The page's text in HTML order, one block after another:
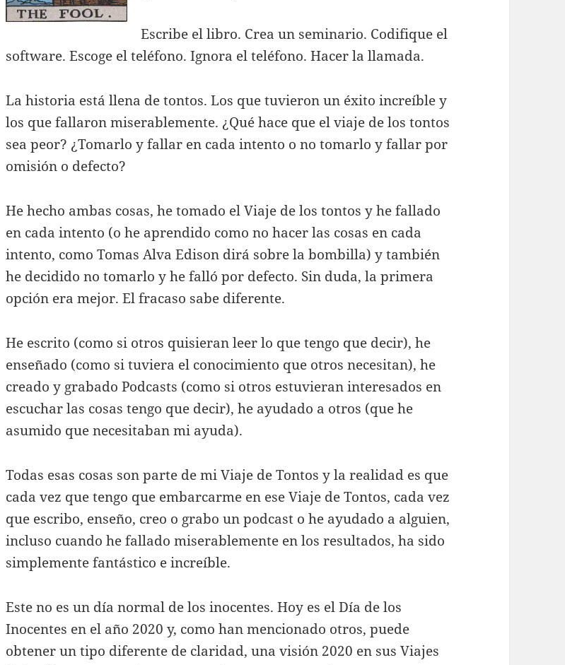
Escribe el libro. Crea un seminario. Codifique el
software. Escoge el teléfono. Ignora el teléfono. Hacer la llamada.
La historia está llena de tontos. Los que tuvieron un éxito increíble y
los que fallaron miserablemente. ¿Qué hace que el viaje de los tontos
sea peor? ¿Tomarlo y fallar en cada intento o no tomarlo y fallar por
omisión o defecto?
He hecho ambas cosas, he tomado el Viaje de los tontos y he fallado
en cada intento (o he aprendido como no hacer las cosas en cada
intento, como Tomas Alva Edison dirá sobre la bombilla) y también
he decidido no tomarlo y he falló por defecto. Sin duda, la primera
opción era mejor. El fracaso sabe diferente.
He escrito (como si otros quisieran leer lo que tengo que decir), he
enseñado (como si tuviera el conocimiento que otros necesitan), he
creado y grabado Podcasts (como si otros estuvieran interesados ​​en
escuchar las cosas tengo que decir), he ayudado a otros (que he
asumido que necesitaban mi ayuda).
Todas esas cosas son parte de mi Viaje de Tontos y la realidad es que
cada vez que tengo que embarcarme en ese Viaje de Tontos, cada vez
que escribo, enseño, creo o grabo un podcast o he ayudado a alguien,
incluso cuando he fallado miserablemente en los resultados, ha sido
simplemente fantástico e increíble.
Este no es un día normal de los inocentes. Hoy es el Día de los
Inocentes en el año 2020 y, como han mencionado otros, puede
obtener un tipo diferente de claridad, una visión 2020 en sus Viajes